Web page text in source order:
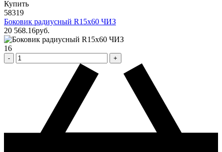
Купить
58319
Боковик радиусный R15х60 ЧИЗ
20 568.16pуб.
16